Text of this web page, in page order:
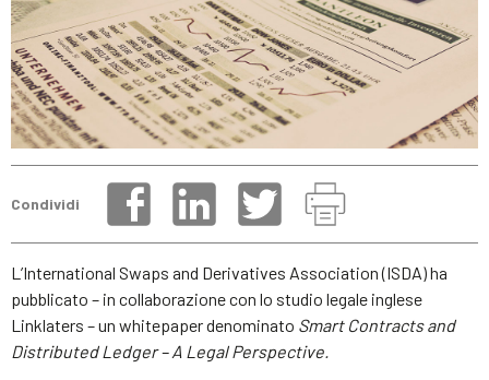
Condividi
L’International Swaps and Derivatives Association (ISDA) ha
pubblicato – in collaborazione con lo studio legale inglese
Linklaters – un whitepaper denominato Smart Contracts and
Distributed Ledger – A Legal Perspective.